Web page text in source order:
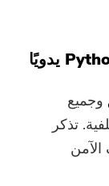
وجميع
تذكر